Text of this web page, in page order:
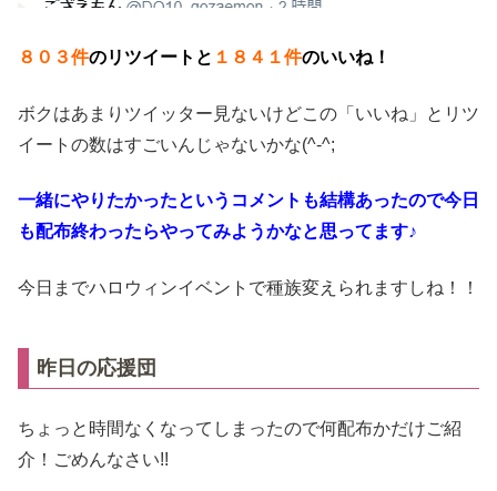
８０３件のリツイートと １８４１件のいいね！
ボクはあまりツイッター見ないけどこの「いいね」とリツ
イートの数はすごいんじゃないかな(^-^;
一緒にやりたかったというコメントも結構あったので今日
も配布終わったらやってみようかなと思ってます♪
今日までハロウィンイベントで種族変えられますしね！！
昨日の応援団
ちょっと時間なくなってしまったので何配布かだけご紹
介！ごめんなさい!!